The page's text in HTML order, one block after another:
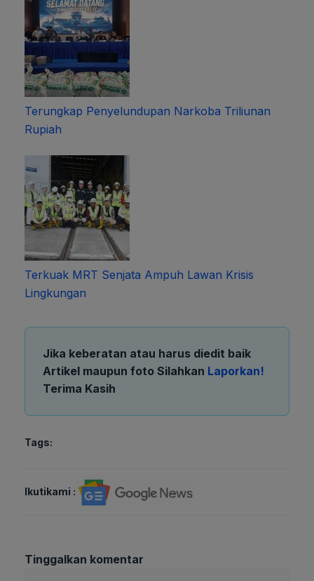
Terungkap Penyelundupan Narkoba Triliunan
Rupiah
Terkuak MRT Senjata Ampuh Lawan Krisis
Lingkungan
Jika keberatan atau harus diedit baik
Artikel maupun foto Silahkan Laporkan!
Terima Kasih
Tags:
Ikutikami :
Tinggalkan komentar